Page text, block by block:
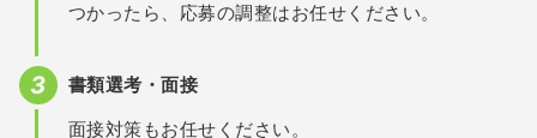
つかったら、応募の調整はお任せください。
書類選考・面接
面接対策もお任せください。